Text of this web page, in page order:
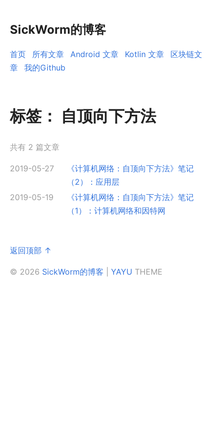
SickWorm的博客
首页 所有文章 Android 文章 Kotlin 文章
区块链文
章
我的Github
标签： 自顶向下方法
共有 2 篇文章
2019-05-27
《计算机网络：自顶向下方法》笔记
（2）：应用层
2019-05-19
《计算机网络：自顶向下方法》笔记
（1）：计算机网络和因特网
返回顶部 ↑
© 2026 SickWorm的博客 YAYU THEME